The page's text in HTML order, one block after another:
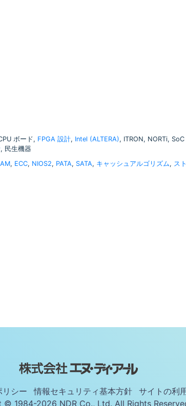
ボード, FPGA 設計, Intel (ALTERA), ITRON, NORTi,
, 民生機器
, ECC, NIOS2, PATA, SATA, キャッシュアルゴリズム, ス
リシー 情報セキュリティ基本方針
サイトの利
© 1984-2026 NDR Co., Ltd. All Rights